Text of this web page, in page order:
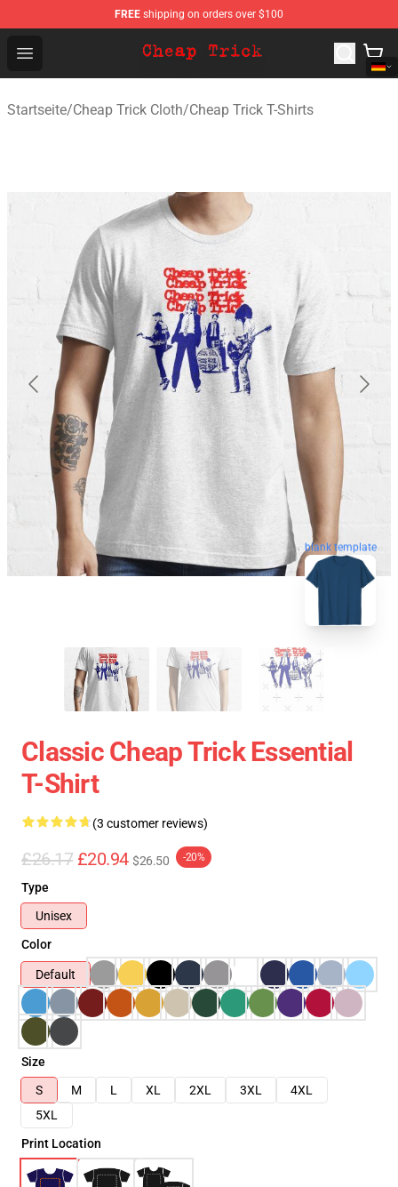
FREE shipping on orders over $100
Open menu
Cheap Trick Store - Official Cheap Trick Merchandise
Startseite/Cheap Trick Cloth/Cheap Trick T-Shirts
blank template
Classic Cheap Trick Essential
T-Shirt
(3 customer reviews)
£26.17 £20.94 $26.50 -20%
Type
Unisex
Color
Default
Size
S
M L XL 2XL 3XL
4XL
5XL
Print Location